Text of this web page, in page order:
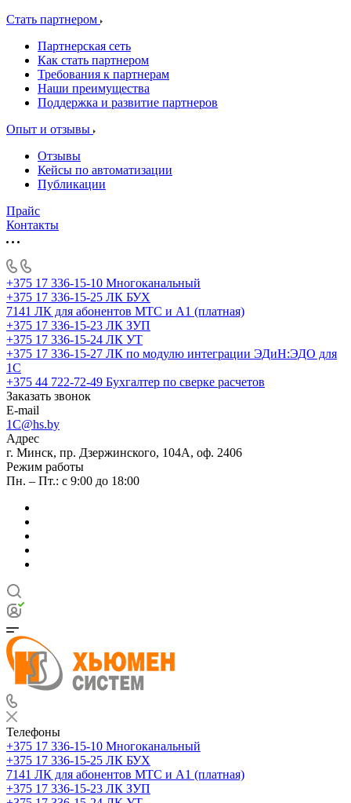
Стать партнером
Партнерская сеть
Как стать партнером
Требования к партнерам
Наши преимущества
Поддержка и развитие партнеров
Опыт и отзывы
Отзывы
Кейсы по автоматизации
Публикации
Прайс
Контакты
+375 17 336-15-10 Многоканальный
+375 17 336-15-25 ЛК БУХ
7141 ЛК для абонентов МТС и А1 (платная)
+375 17 336-15-23 ЛК ЗУП
+375 17 336-15-24 ЛК УТ
+375 17 336-15-27 ЛК по модулю интеграции ЭДиН:ЭДО для
1С
+375 44 722-72-49 Бухгалтер по сверке расчетов
Заказать звонок
E-mail
1C@hs.by
Адрес
г. Минск, пр. Дзержинского, 104А, оф. 2406
Режим работы
Пн. – Пт.: с 9:00 до 18:00
Телефоны
+375 17 336-15-10 Многоканальный
+375 17 336-15-25 ЛК БУХ
7141 ЛК для абонентов МТС и А1 (платная)
+375 17 336-15-23 ЛК ЗУП